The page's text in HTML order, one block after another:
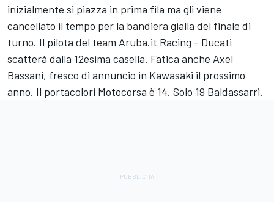
inizialmente si piazza in prima fila ma gli viene
cancellato il tempo per la bandiera gialla del finale di
turno. Il pilota del team Aruba.it Racing - Ducati
scatterà dalla 12esima casella. Fatica anche Axel
Bassani, fresco di annuncio in Kawasaki il prossimo
anno. Il portacolori Motocorsa è 14. Solo 19 Baldassarri.